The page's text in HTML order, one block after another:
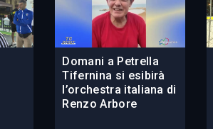
Domani a Petrella
Tifernina si esibirà
l’orchestra italiana di
Renzo Arbore